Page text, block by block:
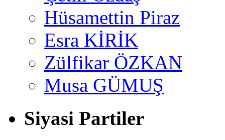
Hüsamettin Piraz
Esra KİRİK
Zülfikar ÖZKAN
Musa GÜMUŞ
Siyasi Partiler